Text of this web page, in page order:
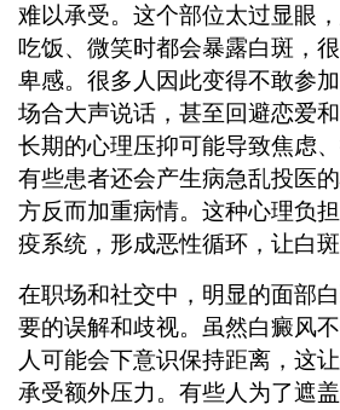
难以承受。这个部位太过显眼
吃饭、微笑时都会暴露白斑，
卑感。很多人因此变得不敢参
场合大声说话，甚至回避恋爱
长期的心理压抑可能导致焦虑
有些患者还会产生病急乱投医
方反而加重病情。这种心理负
疫系统，形成恶性循环，让白斑
在职场和社交中，明显的面部
要的误解和歧视。虽然白癜风
人可能会下意识保持距离，这
承受额外压力。有些人为了遮